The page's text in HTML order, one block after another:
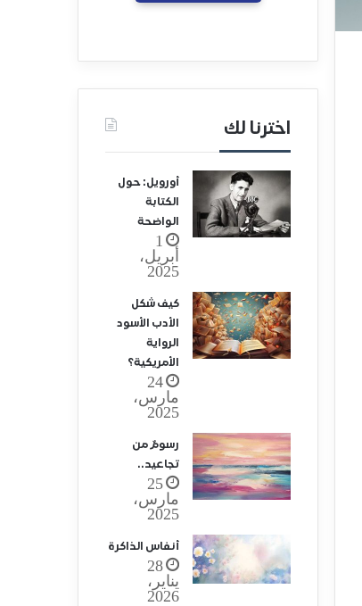
اخترنا لك
أورويل: حول
الكتابة
الواضحة
1
أبريل،
2025
كيف شكل
الأدب الأسود
الرواية
الأمريكية؟
24
مارس،
2025
رسومٌ من
تجاعيد..
25
مارس،
2025
أنفاس الذاكرة
28
يناير،
2026